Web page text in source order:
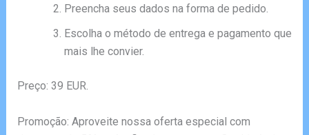
Preencha seus dados na forma de pedido.
Escolha o método de entrega e pagamento que
mais lhe convier.
Preço: 39 EUR.
Promoção: Aproveite nossa oferta especial com